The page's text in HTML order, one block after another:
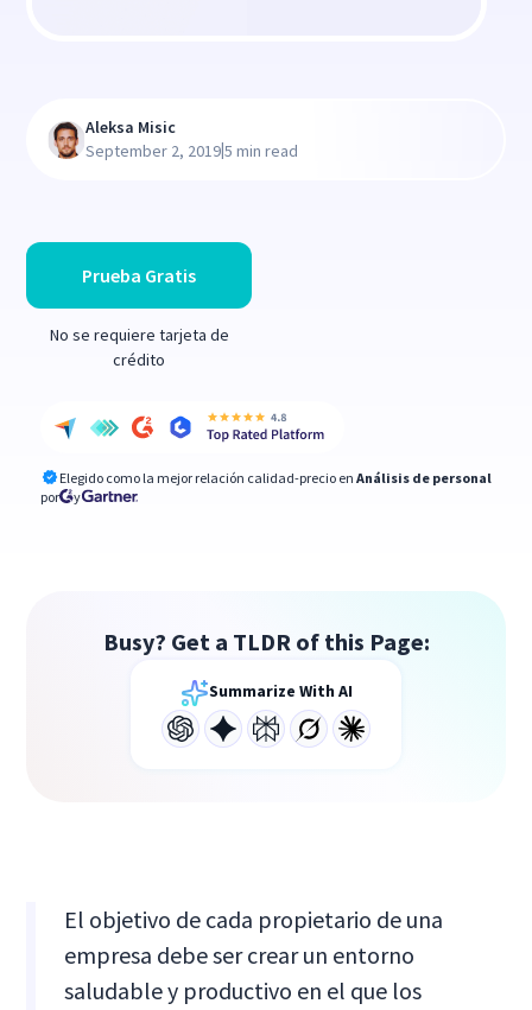
Prueba Gratis
No se requiere tarjeta de
crédito
Elegido como la mejor relación calidad-precio en Análisis de personal
por
y
Aleksa Misic
September 2, 2019|5 min read
Busy? Get a TLDR of this Page:
Summarize With AI
El objetivo de cada propietario de una
empresa debe ser crear un entorno
saludable y productivo en el que los